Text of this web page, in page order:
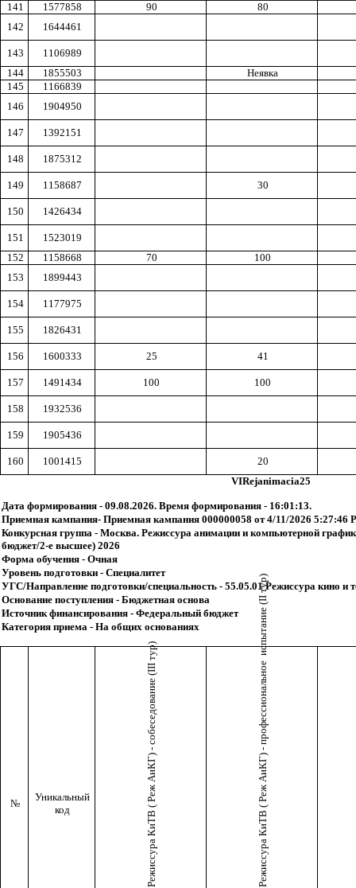
141
1577858 90
80
142
1644461
143
1106989
144
1855503
Неявка
145
1166839
146
1904950
147 1392151
148 1875312
149 1158687 30
150 1426434
151
1523019
152
1158668 70
100
153
1899443
154 1177975
155 1826431
156 1600333 25 41
157 1491434 100 100
158 1932536
159 1905436
160 1001415
20
VIRejanimacia25
Дата формирования - 09.08.2026. Время формирования - 16:01:13.
Приемная кампания- Приемная кампания 000000058 от 4/11/2026 5:27:46
Конкурсная группа - Москва. Режиссура анимации и компьютерной
бюджет/2-е высшее) 2026
Форма обучения - Очная
Уровень подготовки - Специалитет
УГС/Направление подготовки/специальность - 55.05.01 Режиссура кино и
Основание поступления - Бюджетная основа
Источник финансирования - Федеральный бюджет
Категория приема - На общих основаниях
№
Уникальный
код
Режиссура КиТВ ( Реж АиКГ) - собеседование (III тур) Режиссура КиТВ ( Реж АиКГ) - профессиональное испытание (II тур)